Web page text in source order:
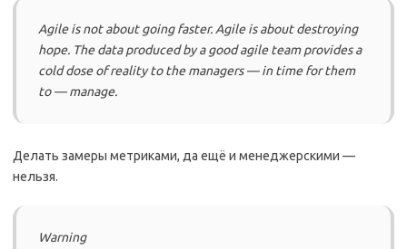
Agile is not about going faster. Agile is about destroying
hope. The data produced by a good agile team provides a
cold dose of reality to the managers — in time for them
to — manage.
Делать замеры метриками, да ещё и менеджерскими —
нельзя.
Warning